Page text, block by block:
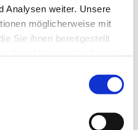
Analysen weiter. Unsere
möglicherweise mit
Sie ihnen bereitgestellt